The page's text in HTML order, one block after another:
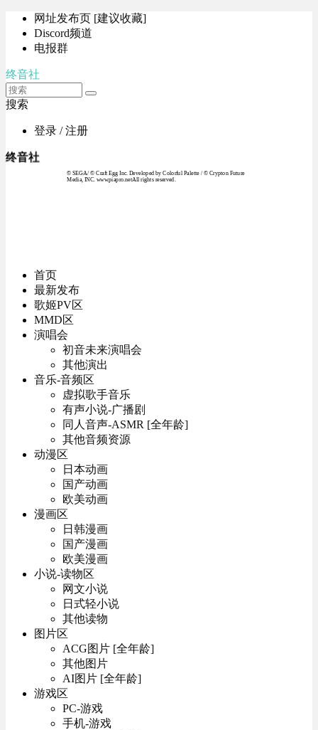
网址发布页 [建议收藏]
Discord频道
电报群
终音社
搜索
登录 / 注册
终音社
© SEGA / © Craft Egg Inc. Developed by Colorful Palette / © Crypton Future
Media, INC. www.piapro.netAll rights reserved.
首页
最新发布
歌姬PV区
MMD区
演唱会
初音未来演唱会
其他演出
音乐-音频区
虚拟歌手音乐
有声小说-广播剧
同人音声-ASMR [全年龄]
其他音频资源
动漫区
日本动画
国产动画
欧美动画
漫画区
日韩漫画
国产漫画
欧美漫画
小说-读物区
网文小说
日式轻小说
其他读物
图片区
ACG图片 [全年龄]
其他图片
AI图片 [全年龄]
游戏区
PC-游戏
手机-游戏